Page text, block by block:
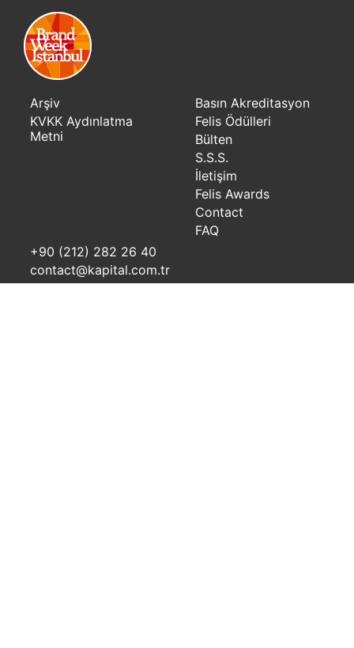
Arşiv
KVKK Aydınlatma
Metni
Basın Akreditasyon
Felis Ödülleri
Bülten
S.S.S.
İletişim
Felis Awards
Contact
FAQ
+90 (212) 282 26 40
contact@kapital.com.tr
Nispetiye Cad. Akmerkez E. Blok